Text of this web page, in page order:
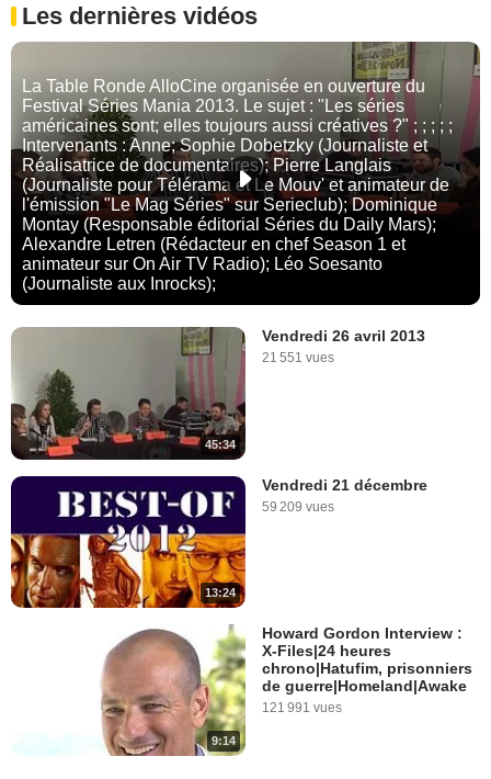
Les dernières vidéos
La Table Ronde AlloCine organisée en ouverture du
Festival Séries Mania 2013. Le sujet : "Les séries
américaines sont; elles toujours aussi créatives ?" ; ; ; ; ;
Intervenants : Anne; Sophie Dobetzky (Journaliste et
Réalisatrice de documentaires); Pierre Langlais
(Journaliste pour Télérama et Le Mouv' et animateur de
l'émission "Le Mag Séries" sur Serieclub); Dominique
Montay (Responsable éditorial Séries du Daily Mars);
Alexandre Letren (Rédacteur en chef Season 1 et
animateur sur On Air TV Radio); Léo Soesanto
(Journaliste aux Inrocks);
45:34
Vendredi 26 avril 2013
21 551 vues
13:24
Vendredi 21 décembre
59 209 vues
9:14
Howard Gordon Interview :
X-Files|24 heures
chrono|Hatufim, prisonniers
de guerre|Homeland|Awake
121 991 vues